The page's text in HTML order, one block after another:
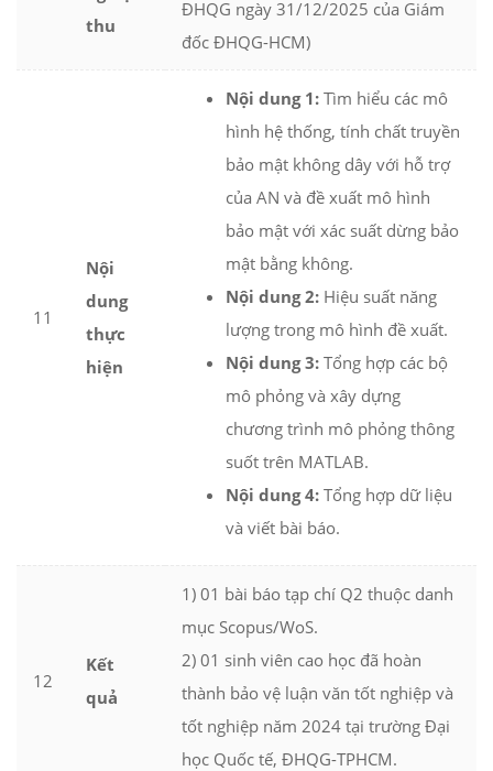
thu
ĐHQG ngày 31/12/2025 của Giám
đốc ĐHQG-HCM)
11
Nội
dung
thực
hiện
Nội dung 1: Tìm hiểu các mô
hình hệ thống, tính chất truyền
bảo mật không dây với hỗ trợ
của AN và đề xuất mô hình
bảo mật với xác suất dừng bảo
mật bằng không.
Nội dung 2: Hiệu suất năng
lượng trong mô hình đề xuất.
Nội dung 3: Tổng hợp các bộ
mô phỏng và xây dựng
chương trình mô phỏng thông
suốt trên MATLAB.
Nội dung 4: Tổng hợp dữ liệu
và viết bài báo.
12
Kết
quả
1) 01 bài báo tạp chí Q2 thuộc danh
mục Scopus/WoS.
2) 01 sinh viên cao học đã hoàn
thành bảo vệ luận văn tốt nghiệp và
tốt nghiệp năm 2024 tại trường Đại
học Quốc tế, ĐHQG-TPHCM.